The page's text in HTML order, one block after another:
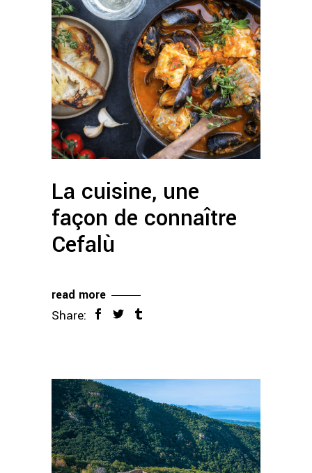
La cuisine, une
façon de connaître
Cefalù
read more
Share: